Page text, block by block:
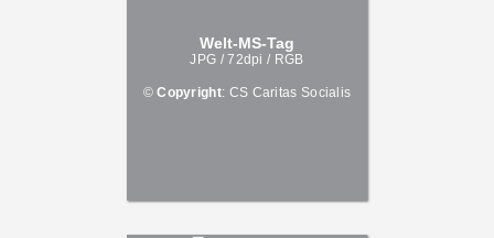
Welt-MS-Tag
JPG / 72dpi / RGB
©Copyright: CS Caritas Socialis